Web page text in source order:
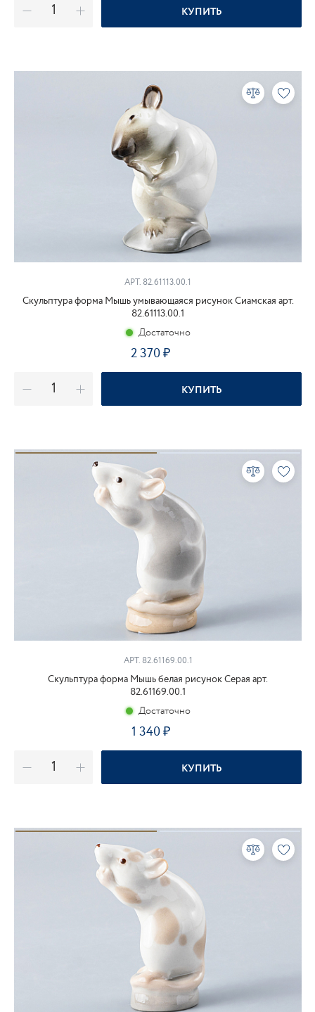
КУПИТЬ
АРТ. 82.61113.00.1
Скульптура форма Мышь умывающаяся рисунок Сиамская арт.
82.61113.00.1
Достаточно
2 370₽
КУПИТЬ
АРТ. 82.61169.00.1
Скульптура форма Мышь белая рисунок Серая арт.
82.61169.00.1
Достаточно
1 340₽
КУПИТЬ